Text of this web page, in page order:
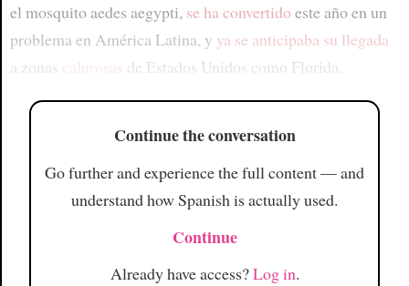
el mosquito aedes aegypti, se ha convertidoeste año en un
problema en América Latina, y ya se anticipaba su llegada
a zonas calurosas de Estados Unidos como Florida.
Continue the conversation
Go further and experience the full content — and
understand how Spanish is actually used.
Continue
Already have access?Log in.